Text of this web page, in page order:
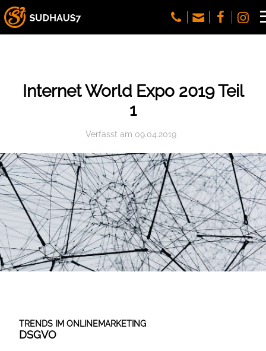
Internet World Expo 2019 Teil
1
Verfasst am 09.04.2019
TRENDS IM ONLINEMARKETING
DSGVO